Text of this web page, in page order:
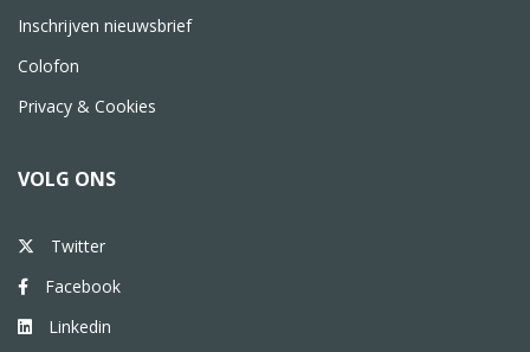
Inschrijven nieuwsbrief
Colofon
Privacy & Cookies
VOLG ONS
Twitter
Facebook
Linkedin